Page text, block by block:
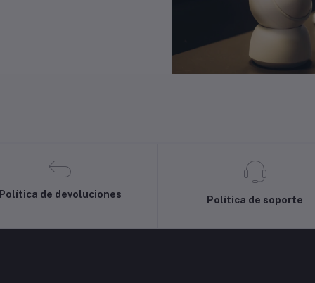
Política de devoluciones
Política de soporte